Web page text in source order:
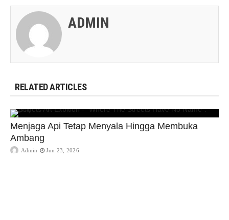
ADMIN
RELATED ARTICLES
Menjaga Api Tetap Menyala Hingga Membuka
Ambang
Admin Jun 23, 2026